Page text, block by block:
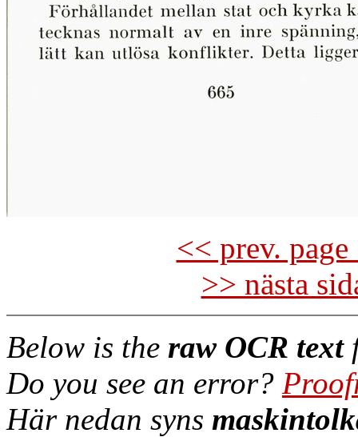
<< prev.
>> nästa
Below is the raw OCR text
Do you see an error?
Här nedan syns